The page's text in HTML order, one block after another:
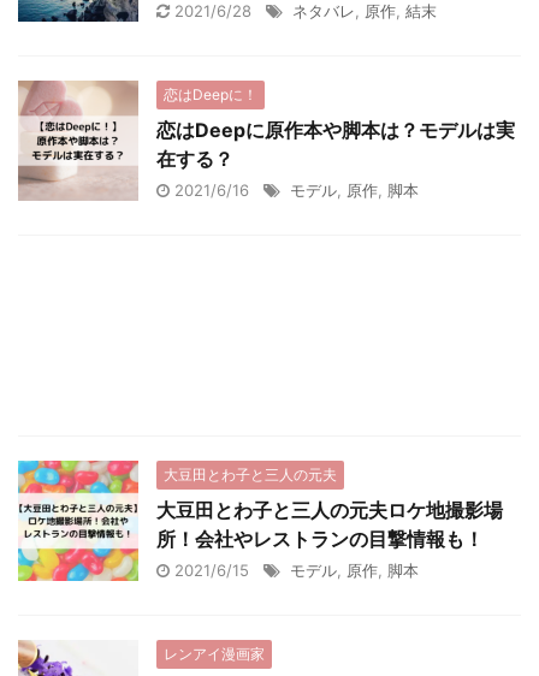
2021/6/28 ネタバレ 原作 結末
恋はDeepに！
恋はDeepに原作本や脚本は？モデルは実
在する？
2021/6/16 モデル 原作 脚本
大豆田とわ子と三人の元夫
大豆田とわ子と三人の元夫ロケ地撮影場
所！会社やレストランの目撃情報も！
2021/6/15 モデル 原作 脚本
レンアイ漫画家